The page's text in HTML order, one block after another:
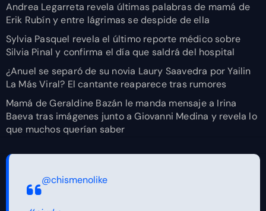
Andrea Legarreta revela últimas palabras de mamá de
Erik Rubín y entre lágrimas se despide de ella
Sylvia Pasquel revela el último reporte médico sobre
Silvia Pinal y confirma el día que saldrá del hospital
¿Anuel se separó de su novia Laury Saavedra por Yailin
La Más Viral? El cantante reaparece tras rumores
Mamá de Geraldine Bazán le manda mensaje a Irina
Baeva tras imágenes junto a Giovanni Medina y revela lo
que muchos querían saber
@chismenolike